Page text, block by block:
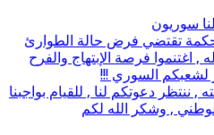
سوريون
تقتضي فرض حالة الطوارئ
, اغتنموا فرصة الإبتهاج والفرح
لشعبكم السوري !!!
, ننتظر دعوتكم لنا , للقيام بواجبنا
, وشكر الله لكم